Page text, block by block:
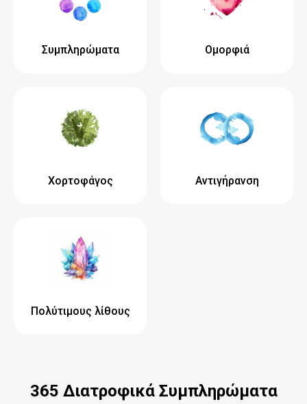
Συμπληρώματα Ομορφιά
Χορτοφάγος Αντιγήρανση
Πολύτιμους λίθους
365 Διατροφικά Συμπληρώματα